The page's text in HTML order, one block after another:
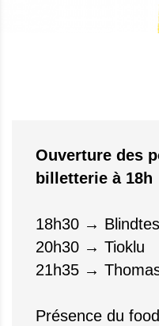
Ouverture des
billetterie à 18h
18h30 →
20h30 → Tioklu
21h35 →
Présence du